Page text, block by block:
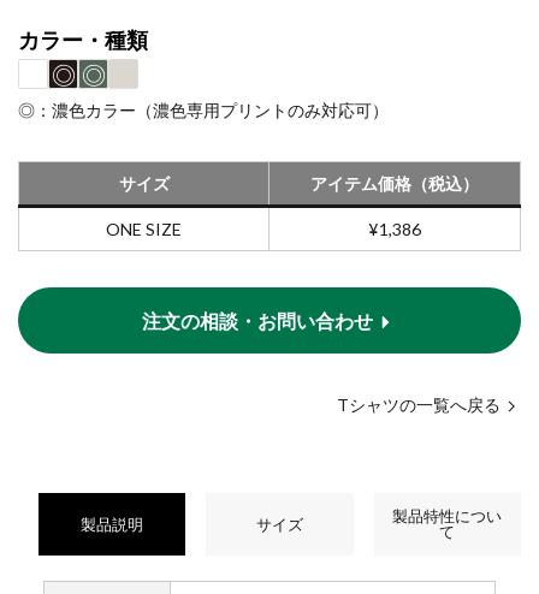
カラー・種類
◎ ◎
◎：濃色カラー（濃色専用プリントのみ対応可）
サイズ アイテム価格（税込）
ONE SIZE ¥1,386
注文の相談・お問い合わせ
Tシャツの一覧へ戻る
製品説明 サイズ
製品特性につい
て